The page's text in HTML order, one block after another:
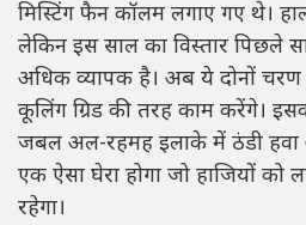
मिस्टिंग फैन कॉलम लगाए गए थे।
लेकिन इस साल का विस्तार पिछले
अधिक व्यापक है। अब ये दोनों
कूलिंग ग्रिड की तरह काम करेंगे।
जबल अल-रहमह इलाके में ठंडी हवा
एक ऐसा घेरा होगा जो हाजियों को
रहेगा।